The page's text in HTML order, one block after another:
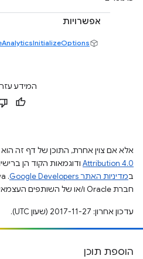
אפשרויות
המידע
אלא אם צוין אחרת, התוכן של דף זה הוא
Attribution 4.0 ודוגמאות הקוד הן
במדיניות האתר Google Developers‏
חברת Oracle ו/או של השותפים העצמאיים שלה.
עדכון אחרון: 2017-11-27 (שעון UTC).
הוספת תוכן